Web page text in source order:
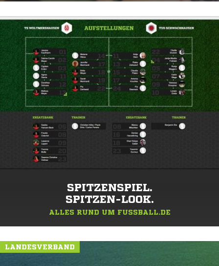
SPITZENSPIEL.
SPITZEN-LOOK.
ALLES RUND UM FUSSBALL.DE
LANDESVERBAND